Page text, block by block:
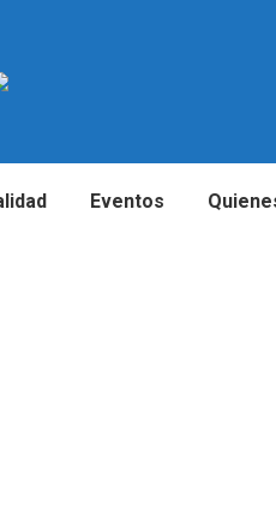
Eventos